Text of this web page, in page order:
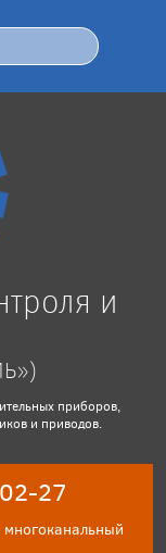
и
приборов,
и приводов.
27